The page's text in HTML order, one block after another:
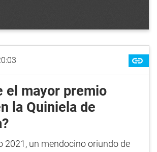
el mayor premio
la Quiniela de
2021, un mendocino oriundo de